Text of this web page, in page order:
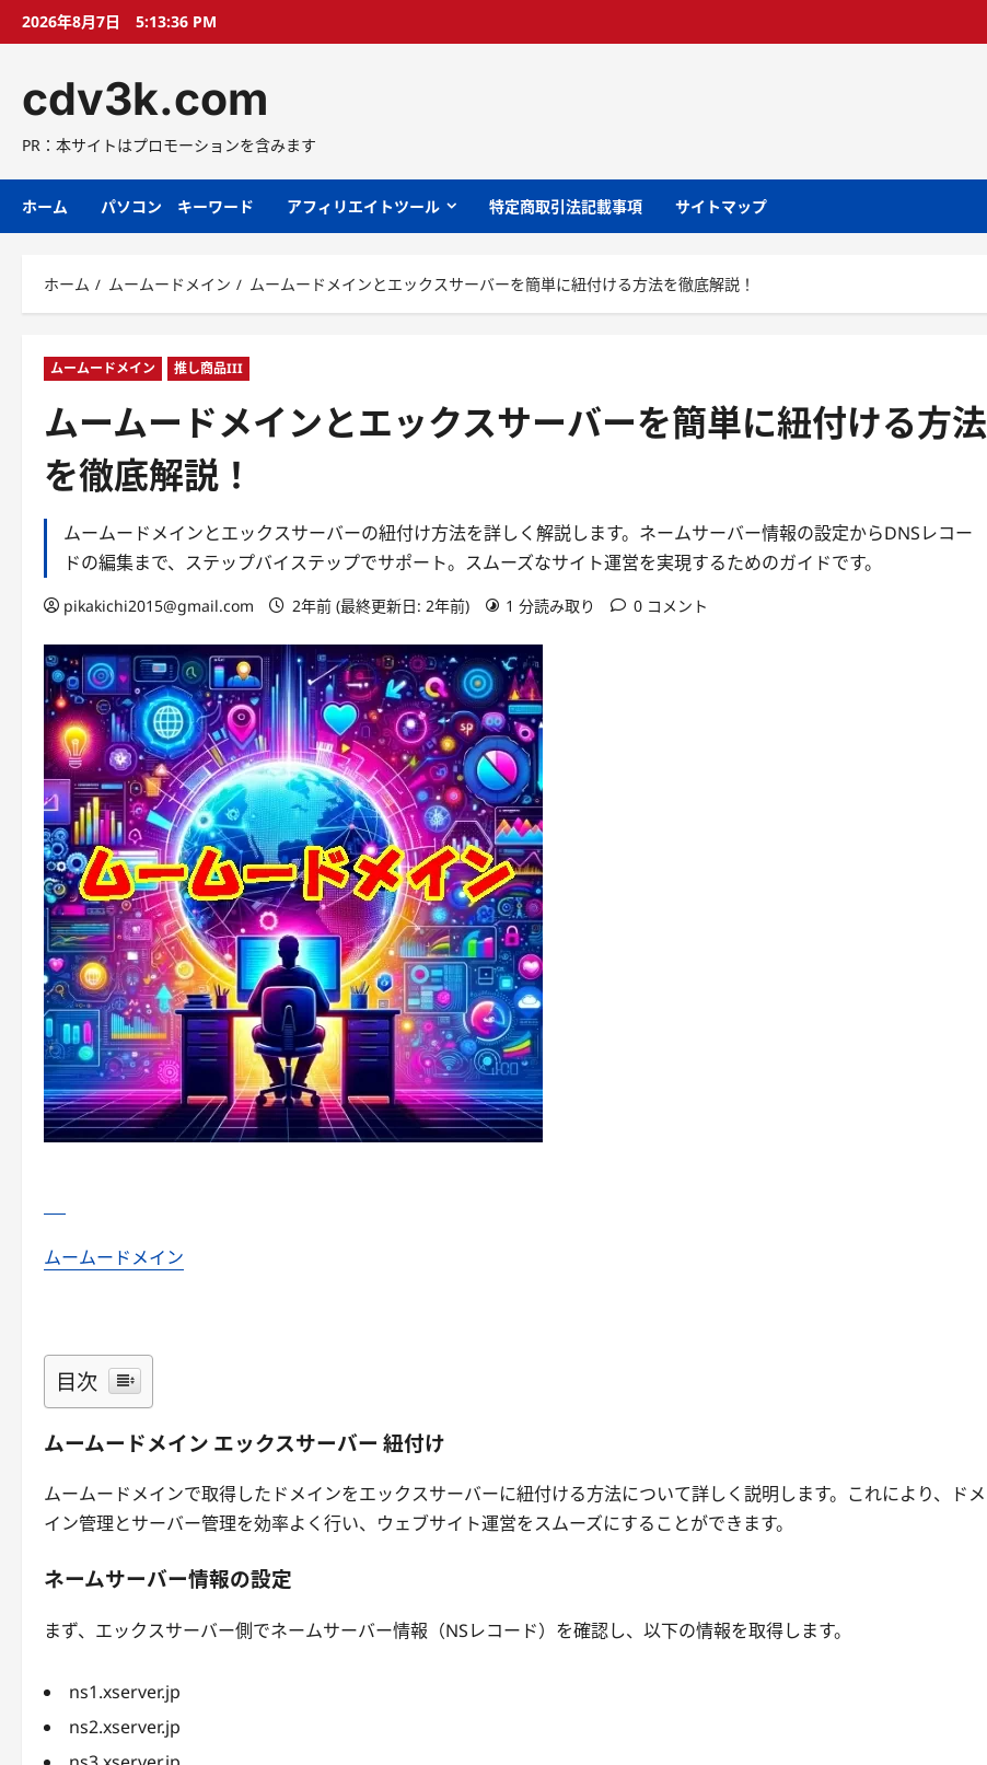
プ
2026年8月7日 5:13:37 PM
cdv3k.com
PR：本サイトはプロモーションを含みます
ホーム パソコン キーワード アフィリエイトツール 特定商取引法記載事項 サイトマップ
ホーム ムームードメイン ムームードメインとエックスサーバーを簡単に紐付ける方法を徹底解説！
ムームードメイン 推し商品III
ムームードメインとエックスサーバーを簡単に紐付ける方法
を徹底解説！
ムームードメインとエックスサーバーの紐付け方法を詳しく解説します。ネームサーバー情報の設定からDNSレコー
ドの編集まで、ステップバイステップでサポート。スムーズなサイト運営を実現するためのガイドです。
pikakichi2015@gmail.com 2年前 (最終更新日: 2年前) 1 分読み取り 0 コメント
ムームードメイン
目次
ムームードメイン エックスサーバー 紐付け
ムームードメインで取得したドメインをエックスサーバーに紐付ける方法について詳しく説明します。これにより、ドメ
イン管理とサーバー管理を効率よく行い、ウェブサイト運営をスムーズにすることができます。
ネームサーバー情報の設定
まず、エックスサーバー側でネームサーバー情報（NSレコード）を確認し、以下の情報を取得します。
ns1.xserver.jp
ns2.xserver.jp